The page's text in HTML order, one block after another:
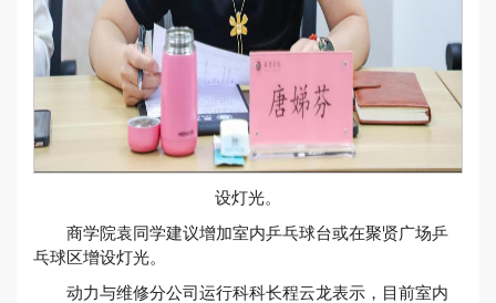
设灯光。
商学院袁同学建议增加室内乒乓球台或在聚贤广场乒
乓球区增设灯光。
动力与维修分公司运行科科长程云龙表示，目前室内